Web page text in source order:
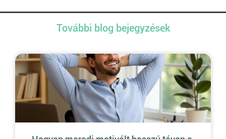
További blog bejegyzések